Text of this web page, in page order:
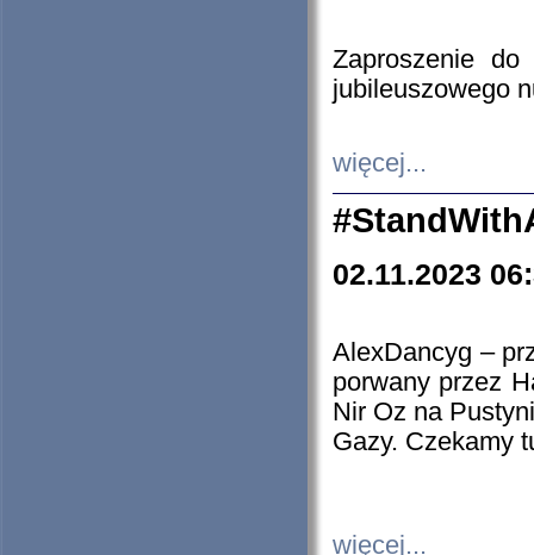
Zaproszenie do
jubileuszowego
więcej...
02.11.2023
AlexDancyg –
porwany przez
Nir Oz na
Gazy. Czekamy
więcej...